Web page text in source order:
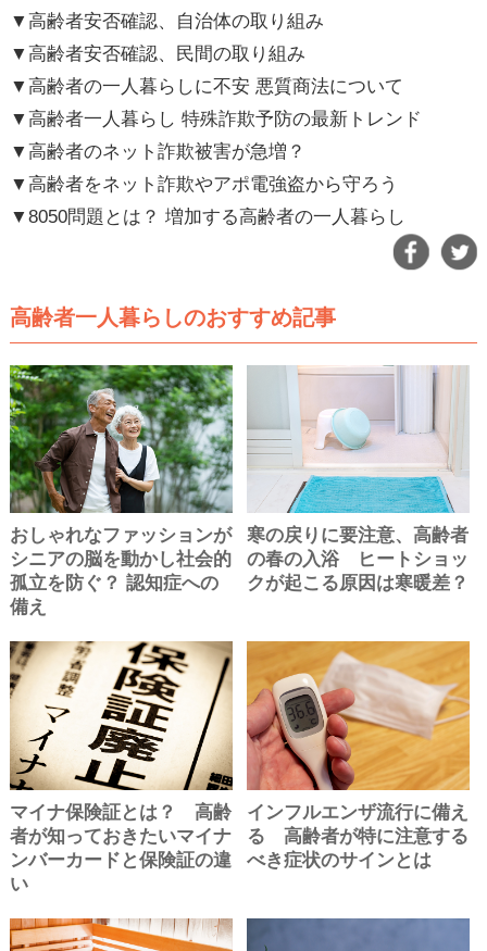
▼高齢者安否確認、自治体の取り組み
▼高齢者安否確認、民間の取り組み
▼高齢者の一人暮らしに不安 悪質商法について
▼高齢者一人暮らし 特殊詐欺予防の最新トレンド
▼高齢者のネット詐欺被害が急増？
▼高齢者をネット詐欺やアポ電強盗から守ろう
▼8050問題とは？ 増加する高齢者の一人暮らし
高齢者一人暮らしのおすすめ記事
おしゃれなファッションが
シニアの脳を動かし社会的
孤立を防ぐ？ 認知症への
備え
寒の戻りに要注意、高齢者
の春の入浴 ヒートショッ
クが起こる原因は寒暖差？
マイナ保険証とは？ 高齢
者が知っておきたいマイナ
ンバーカードと保険証の違
い
インフルエンザ流行に備え
る 高齢者が特に注意する
べき症状のサインとは